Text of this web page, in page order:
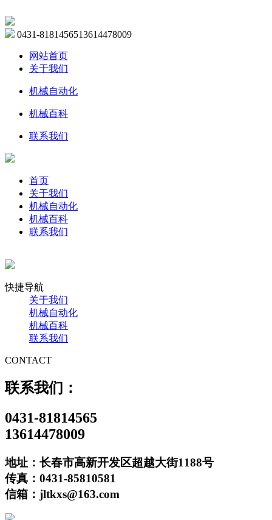
0431-8181456513614478009
网站首页
关于我们
机械自动化
机械百科
联系我们
首页
关于我们
机械自动化
机械百科
联系我们
快捷导航
关于我们
机械自动化
机械百科
联系我们
CONTACT
联系我们：
0431-81814565
13614478009
地址：长春市高新开发区超越大街1188号
传真：0431-85810581
信箱：jltkxs@163.com